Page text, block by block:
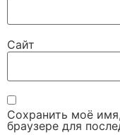
Сайт
Сохранить моё
браузере для